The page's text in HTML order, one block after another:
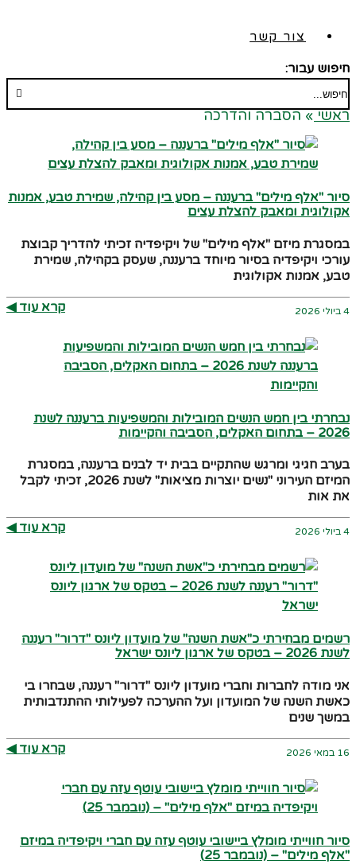
צור קשר
חיפוש עבור:
ראשי » הסברה והדרכה
סיור "אלף מילים" ברעננה – מסע בין קהילה, שמירת טבע, אמנות
אקולוגית ומאבק להצלת עצים
במסגרת מיזם "אלף מילים" של ויקיפדיה זכיתי להדריך קבוצת
עורכי ויקיפדיה בסיור מיוחד ברעננה, שעסק בקהילה, שמירת
טבע, אמנות אקולוגית
4 ביולי 2026 קרא עוד ◀︎
נבחרתי בין חמש הנשים המובילות והמשפיעות ברעננה לשנת
2026 – בתחום האקלים, הסביבה והקיימות
בערב חגיגי ומרגש שהתקיים בבית יד לבנים ברעננה, במסגרת
המיזם העירוני "נשים יוצרות מציאות" לשנת 2026, זכיתי לקבל
את אות
4 ביולי 2026 קרא עוד ◀︎
רשמים מבחירתי כ"אשת השנה" של מועדון ליונס "דרור" רעננה
לשנת 2026 – בטקס של ארגון ליונס ישראל
אני מודה לחברות וחברי מועדון ליונס "דרור" רעננה, שבחרו בי
כאשת השנה של המועדון ועל ההערכה לפעילותי ההתנדבותית
במשך שנים
16 במאי 2026 קרא עוד ◀︎
סיור חווייתי מומלץ ביישובי עוטף עזה עם חברי ויקיפדיה במיזם
"אלף מילים" – (נובמבר 25)